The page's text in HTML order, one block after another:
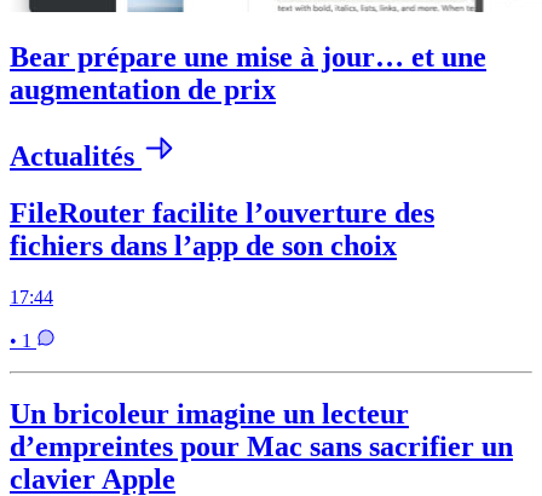
Bear prépare une mise à jour… et une
augmentation de prix
Actualités
FileRouter facilite l’ouverture des
fichiers dans l’app de son choix
17:44
• 1
Un bricoleur imagine un lecteur
d’empreintes pour Mac sans sacrifier un
clavier Apple